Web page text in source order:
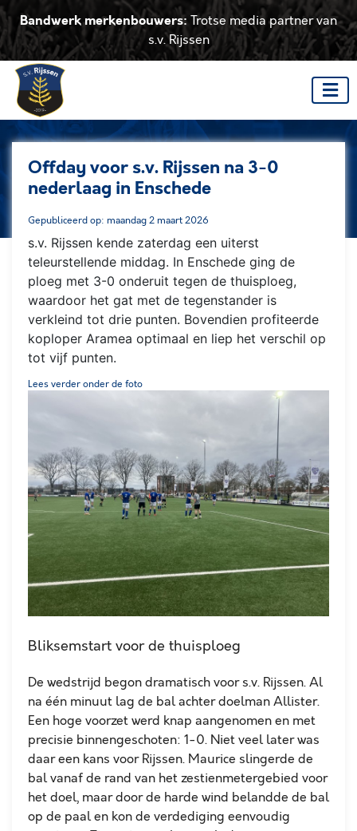
Bandwerk merkenbouwers: Trotse media partner van
s.v. Rijssen
Offday voor s.v. Rijssen na 3-0
nederlaag in Enschede
Gepubliceerd op: maandag 2 maart 2026
s.v. Rijssen kende zaterdag een uiterst
teleurstellende middag. In Enschede ging de
ploeg met 3-0 onderuit tegen de thuisploeg,
waardoor het gat met de tegenstander is
verkleind tot drie punten. Bovendien profiteerde
koploper Aramea optimaal en liep het verschil op
tot vijf punten.
Lees verder onder de foto
Bliksemstart voor de thuisploeg
De wedstrijd begon dramatisch voor s.v. Rijssen. Al
na één minuut lag de bal achter doelman Allister.
Een hoge voorzet werd knap aangenomen en met
precisie binnengeschoten: 1-0. Niet veel later was
daar een kans voor Rijssen. Maurice slingerde de
bal vanaf de rand van het zestienmetergebied voor
het doel, maar door de harde wind belandde de bal
op de paal en kon de verdediging eenvoudig